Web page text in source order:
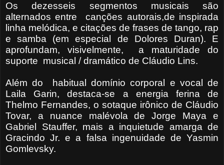
Os dezesseis segmentos musicais são
alternados entre canções autorais,de inspirada
linha melódica, e citações de frases de tango, rap
e samba (em especial de Dolores Duran). E
aprofundam, visivelmente, a maturidade do
suporte musical / dramático de Cláudio Lins.
Além do habitual domínio corporal e vocal de
Laila Garin, destaca-se a energia ferina de
Thelmo Fernandes, o sotaque irônico de Cláudio
Tovar, a nuance malévola de Jorge Maya e
Gabriel Stauffer, mais a inquietude amarga de
Gracindo Jr. e a falsa ingenuidade de Yasmin
Gomlevsky.